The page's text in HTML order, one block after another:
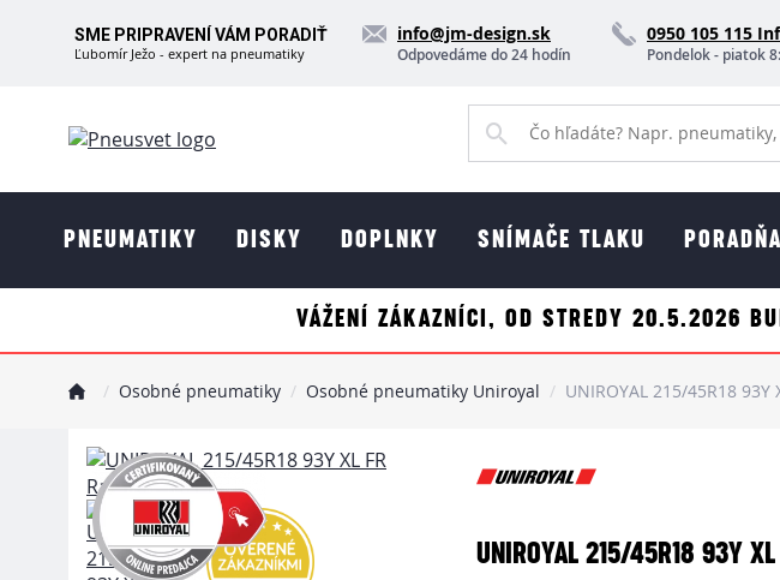
SME PRIPRAVENÍ VÁM PORADIŤ
Ľubomír Ježo - expert na pneumatiky
info@jm-design.sk
Odpovedáme do 24 hodín
0950 105 115
Pondelok - piatok
PNEUMATIKY DISKY DOPLNKY SNÍMAČE TLAKU PORADŇA
VÁŽENÍ ZÁKAZNÍCI, OD STREDY 20.5.2026
Osobné pneumatiky Osobné pneumatiky Uniroyal UNIROYAL 215/45R18 93Y
UNIROYAL 215/45R18 93Y